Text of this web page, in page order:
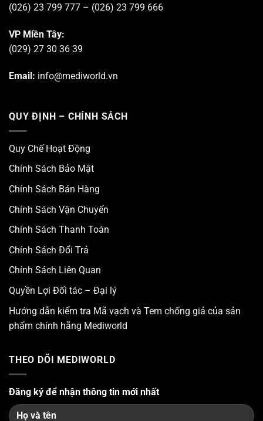
(026) 23 799 777 – (026) 23 799 666
VP Miền Tây:
(029) 27 30 36 39
Email: info@mediworld.vn
QUY ĐỊNH – CHÍNH SÁCH
Quy Chế Hoạt Động
Chính Sách Bảo Mật
Chính Sách Bán Hàng
Chính Sách Vận Chuyển
Chính Sách Thanh Toán
Chính Sách Đổi Trả
Chính Sách Liên Quan
Quyền Lợi Đối tác – Đại lý
Hướng dẫn kiểm tra Mã vạch và Tem chống giả của sản
phẩm chính hãng Mediworld
THEO DÕI MEDIWORLD
Đăng ký để nhận thông tin mới nhất